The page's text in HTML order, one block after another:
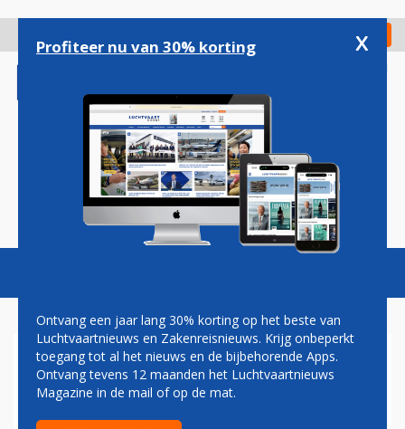
gaan
Check in
Magazine Podcasts Vacatures
JAN COCHERET: DILEMMA'S
10 oktober 2010
Profiteer nu van 30% korting x
Ontvang een jaar lang 30% korting op het beste van
Luchtvaartnieuws en Zakenreisnieuws. Krijg onbeperkt
toegang tot al het nieuws en de bijbehorende Apps.
Ontvang tevens 12 maanden het Luchtvaartnieuws
Magazine in de mail of op de mat.